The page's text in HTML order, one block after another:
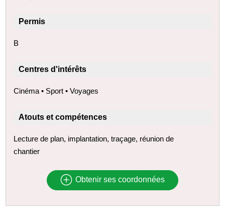
Permis
B
Centres d'intérêts
Cinéma • Sport • Voyages
Atouts et compétences
Lecture de plan, implantation, traçage, réunion de
chantier
Obtenir ses coordonnées